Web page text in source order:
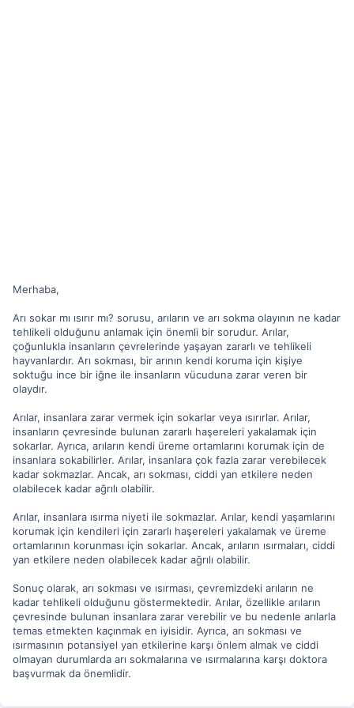
Merhaba,
Arı sokar mı ısırır mı? sorusu, arıların ve arı sokma olayının ne kadar
tehlikeli olduğunu anlamak için önemli bir sorudur. Arılar,
çoğunlukla insanların çevrelerinde yaşayan zararlı ve tehlikeli
hayvanlardır. Arı sokması, bir arının kendi koruma için kişiye
soktuğu ince bir iğne ile insanların vücuduna zarar veren bir
olaydır.
Arılar, insanlara zarar vermek için sokarlar veya ısırırlar. Arılar,
insanların çevresinde bulunan zararlı haşereleri yakalamak için
sokarlar. Ayrıca, arıların kendi üreme ortamlarını korumak için de
insanlara sokabilirler. Arılar, insanlara çok fazla zarar verebilecek
kadar sokmazlar. Ancak, arı sokması, ciddi yan etkilere neden
olabilecek kadar ağrılı olabilir.
Arılar, insanlara ısırma niyeti ile sokmazlar. Arılar, kendi yaşamlarını
korumak için kendileri için zararlı haşereleri yakalamak ve üreme
ortamlarının korunması için sokarlar. Ancak, arıların ısırmaları, ciddi
yan etkilere neden olabilecek kadar ağrılı olabilir.
Sonuç olarak, arı sokması ve ısırması, çevremizdeki arıların ne
kadar tehlikeli olduğunu göstermektedir. Arılar, özellikle arıların
çevresinde bulunan insanlara zarar verebilir ve bu nedenle arılarla
temas etmekten kaçınmak en iyisidir. Ayrıca, arı sokması ve
ısırmasının potansiyel yan etkilerine karşı önlem almak ve ciddi
olmayan durumlarda arı sokmalarına ve ısırmalarına karşı doktora
başvurmak da önemlidir.